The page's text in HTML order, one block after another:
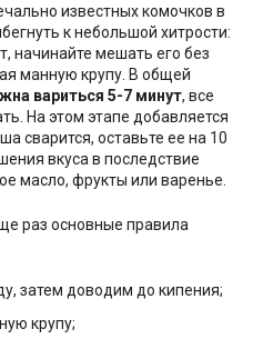
известных комочков в
к небольшой хитрости:
начинайте мешать его без
манную крупу. В общей
вариться 5-7 минут, все
На этом этапе добавляется
сварится, оставьте ее на 10
вкуса в последствие
масло, фрукты или варенье.
раз основные правила
затем доводим до кипения;
крупу;